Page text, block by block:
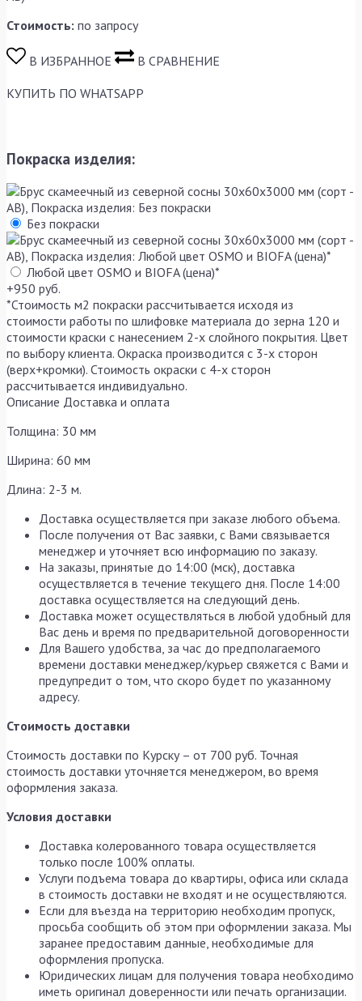
Стоимость: по запросу
В ИЗБРАННОЕ
В СРАВНЕНИЕ
КУПИТЬ ПО WHATSAPP
Покраска изделия:
Без покраски
Любой цвет OSMO и BIOFA (цена)*
+950 руб.
*Стоимость м2 покраски рассчитывается исходя из
стоимости работы по шлифовке материала до зерна 120 и
стоимости краски с нанесением 2-х слойного покрытия. Цвет
по выбору клиента. Окраска производится с 3-х сторон
(верх+кромки). Стоимость окраски с 4-х сторон
рассчитывается индивидуально.
Описание Доставка и оплата
Толщина: 30 мм
Ширина: 60 мм
Длина: 2-3 м.
Доставка осуществляется при заказе любого объема.
После получения от Вас заявки, с Вами связывается
менеджер и уточняет всю информацию по заказу.
На заказы, принятые до 14:00 (мск), доставка
осуществляется в течение текущего дня. После 14:00
доставка осуществляется на следующий день.
Доставка может осуществляться в любой удобный для
Вас день и время по предварительной договоренности
Для Вашего удобства, за час до предполагаемого
времени доставки менеджер/курьер свяжется с Вами и
предупредит о том, что скоро будет по указанному
адресу.
Стоимость доставки
Стоимость доставки по Курску – от 700 руб. Точная
стоимость доставки уточняется менеджером, во время
оформления заказа.
Условия доставки
Доставка колерованного товара осуществляется
только после 100% оплаты.
Услуги подъема товара до квартиры, офиса или склада
в стоимость доставки не входят и не осуществляются.
Если для въезда на территорию необходим пропуск,
просьба сообщить об этом при оформлении заказа. Мы
заранее предоставим данные, необходимые для
оформления пропуска.
Юридических лицам для получения товара необходимо
иметь оригинал доверенности или печать организации.